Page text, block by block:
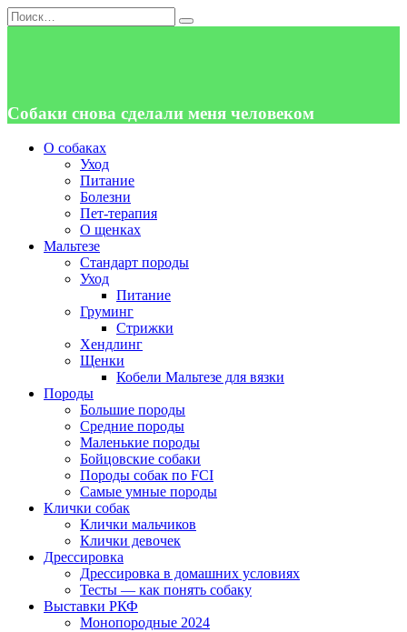
Перейти
к
Search
for:
Собаки снова сделали меня человеком
О собаках
Уход
Питание
Болезни
Пет-терапия
О щенках
Мальтезе
Стандарт породы
Уход
Питание
Груминг
Стрижки
Хендлинг
Щенки
Кобели Мальтезе для вязки
Породы
Большие породы
Средние породы
Маленькие породы
Бойцовские собаки
Породы собак по FCI
Самые умные породы
Клички собак
Клички мальчиков
Клички девочек
Дрессировка
Дрессировка в домашних условиях
Тесты — как понять собаку
Выставки РКФ
Монопородные 2024